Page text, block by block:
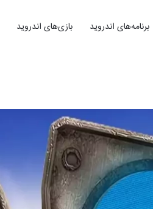
برنامه‌های اندروید بازی‌های اندروید